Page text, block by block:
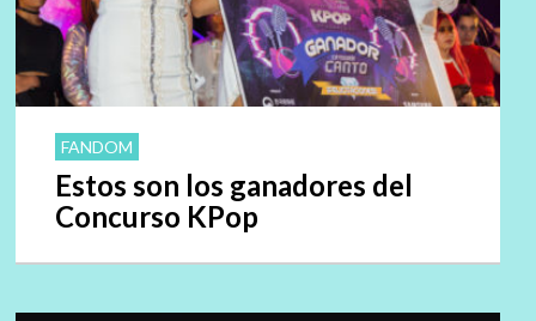
FANDOM
Estos son los ganadores del
Concurso KPop